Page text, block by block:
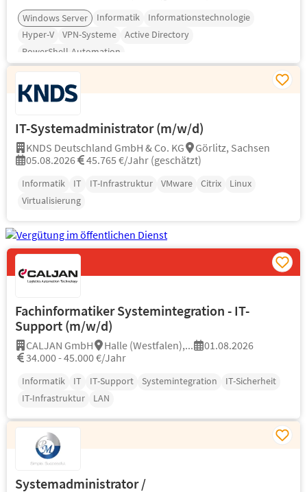
Windows Server Informatik
Informationstechnologie
Hyper-V
VPN-Systeme
Active Directory
PowerShell-Automation
IT-Systemadministrator (m/w/d)
KNDS Deutschland GmbH & Co. KG
Görlitz, Sachsen
05.08.2026
45.765 €/Jahr (geschätzt)
Informatik IT IT-Infrastruktur VMware Citrix
Linux
Virtualisierung
Fachinformatiker Systemintegration - IT-
Support (m/w/d)
CALJAN GmbH Halle (Westfalen),...
01.08.2026
34.000 - 45.000 €/Jahr
Informatik IT IT-Support Systemintegration
IT-Sicherheit
IT-Infrastruktur
LAN
Systemadministrator /